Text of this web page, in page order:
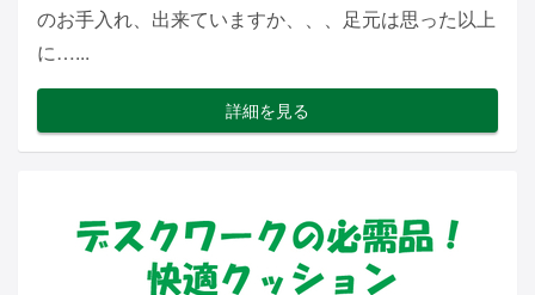
のお手入れ、出来ていますか、、、足元は思った以上
に…...
詳細を見る